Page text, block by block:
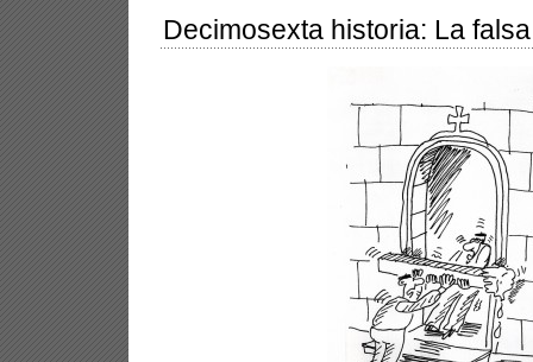
Decimosexta historia: La